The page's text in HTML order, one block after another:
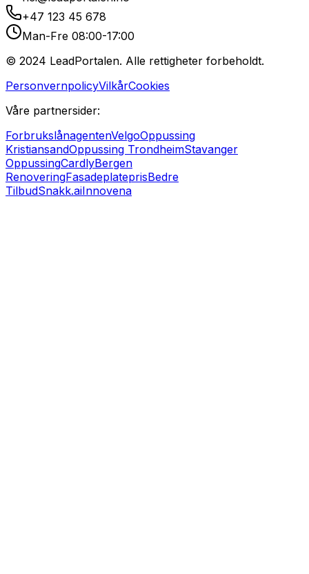
+47 123 45 678
Man-Fre 08:00-17:00
© 2024 LeadPortalen. Alle rettigheter forbeholdt.
PersonvernpolicyVilkårCookies
Våre partnersider:
ForbrukslånagentenVelgoOppussing
KristiansandOppussing TrondheimStavanger
OppussingCardlyBergen
RenoveringFasadeplateprisBedre
TilbudSnakk.aiInnovena